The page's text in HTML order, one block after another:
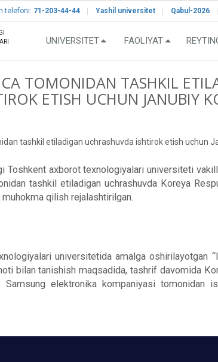
telefoni: 71-203-44-44 Yashil universitet Qabul-2026
UNIVERSITET FAOLIYAT
TOMONIDAN TASHKIL
ETISH UCHUN JANUBIY
tashkil etiladigan uchrashuvda ishtirok etish uchun
Toshkent axborot texnologiyalari universiteti
tashkil etiladigan uchrashuvda Koreya
qilish rejalashtirilgan.
universitetida amalga
bilan tanishish maqsadida, tashrif davomida
Samsung elektronika kompaniyasi